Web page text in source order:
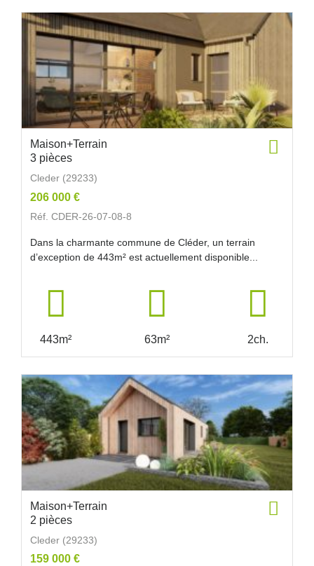
Maison+Terrain
3 pièces
Cleder (29233)
206 000 €
Réf. CDER-26-07-08-8
Dans la charmante commune de Cléder, un terrain
d’exception de 443m² est actuellement disponible...
443m² 63m² 2ch.
Maison+Terrain
2 pièces
Cleder (29233)
159 000 €